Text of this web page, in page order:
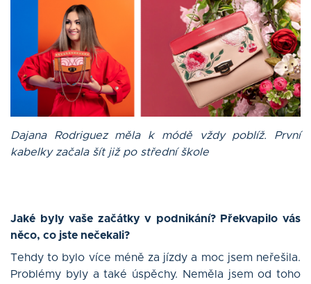
Dajana Rodriguez měla k módě vždy poblíž. První
kabelky začala šít již po střední škole
Jaké byly vaše začátky v podnikání? Překvapilo vás
něco, co jste nečekali?
Tehdy to bylo více méně za jízdy a moc jsem neřešila.
Problémy byly a také úspěchy. Neměla jsem od toho